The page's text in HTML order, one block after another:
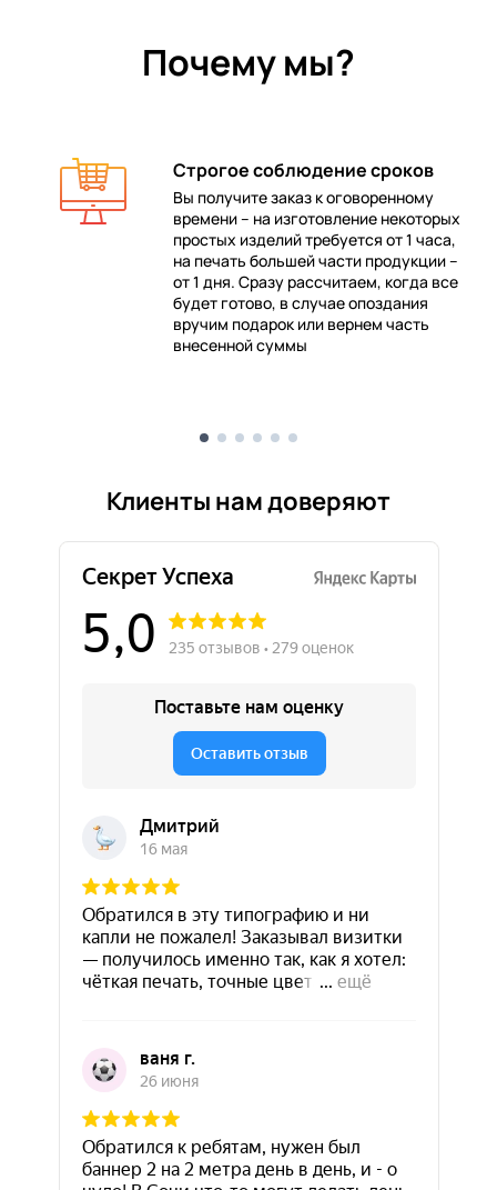
Почему мы?
Строгое соблюдение сроков
Вы получите заказ к оговоренному
времени – на изготовление некоторых
простых изделий требуется от 1 часа,
на печать большей части продукции –
от 1 дня. Сразу рассчитаем, когда все
будет готово, в случае опоздания
вручим подарок или вернем часть
внесенной суммы
Клиенты нам доверяют